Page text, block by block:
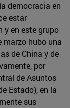
democracia en
estar
y en este grupo
marzo hubo una
de China y de
por
de Asuntos
Estado), en la
sus